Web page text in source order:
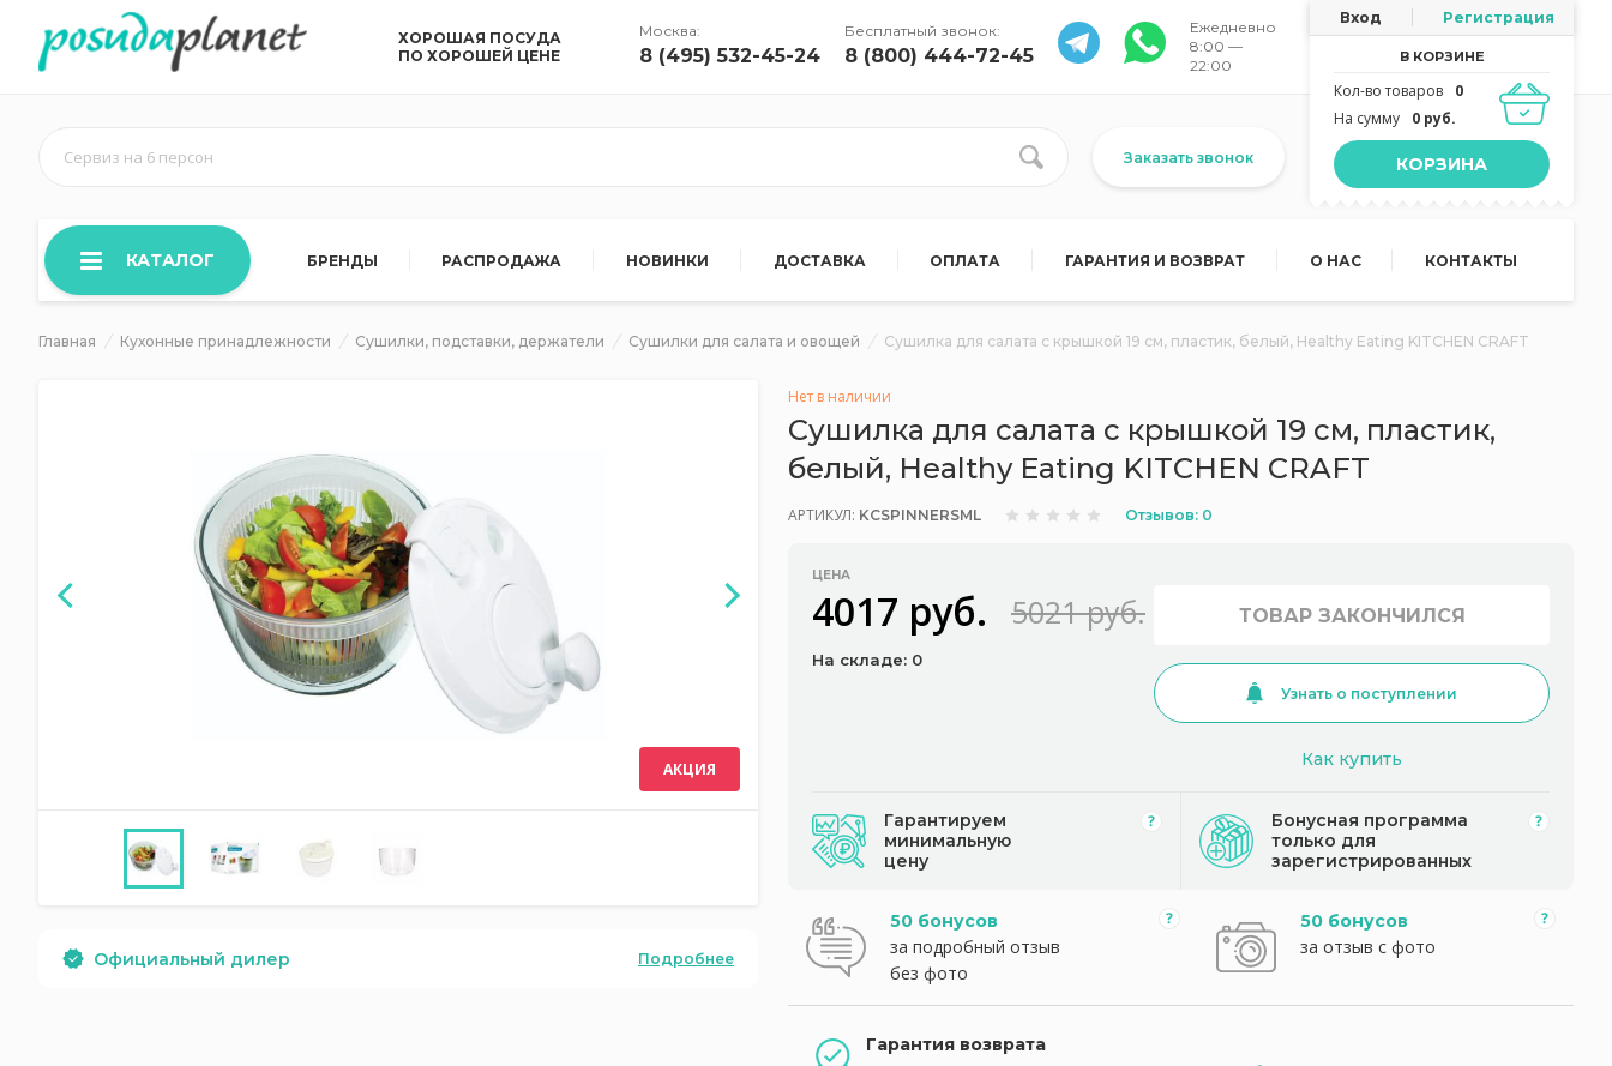
ХОРОШАЯ ПОСУДА
ПО ХОРОШЕЙ ЦЕНЕ
Москва:
8 (495) 532-45-24
Бесплатный звонок:
8 (800) 444-72-45
Ежедневно
8:00 —
22:00
Вход Регистрация
В КОРЗИНЕ
Кол-во товаров
0
На сумму
0 руб.
КОРЗИНА
Сервиз на 6 персон Заказать звонок
КАТАЛОГ БРЕНДЫ РАСПРОДАЖА НОВИНКИ ДОСТАВКА ОПЛАТА ГАРАНТИЯ И ВОЗВРАТ О НАС КОНТАКТЫ
Главная Кухонные принадлежности Сушилки, подставки, держатели Сушилки для салата и овощей Сушилка для салата с крышкой 19 см, пластик, белый, Healthy Eating KITCHEN CRAFT
АКЦИЯ
Официальный дилер Подробнее
Нет в наличии
Сушилка для салата с крышкой 19 см, пластик,
белый, Healthy Eating KITCHEN CRAFT
АРТИКУЛ: KCSPINNERSML Отзывов: 0
ЦЕНА
4017 руб. 5021 руб.
На складе: 0
ТОВАР ЗАКОНЧИЛСЯ
Узнать о поступлении
Как купить
Гарантируем
минимальную
цену
Бонусная программа
только для
зарегистрированных
50 бонусов
за подробный отзыв
без фото
50 бонусов
за отзыв с фото
Гарантия возврата